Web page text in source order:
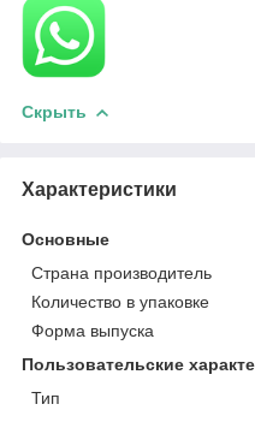
Скрыть
Характеристики
Основные
Страна производитель
Количество в упаковке
Форма выпуска
Пользовательские
Тип